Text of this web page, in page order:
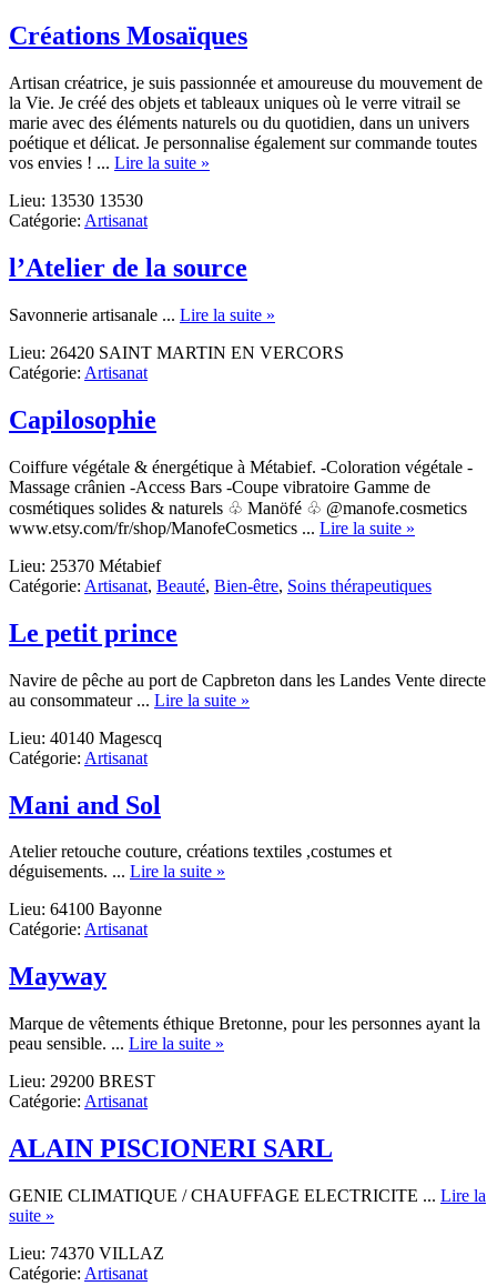
Créations Mosaïques
Artisan créatrice, je suis passionnée et amoureuse du mouvement de
la Vie. Je créé des objets et tableaux uniques où le verre vitrail se
marie avec des éléments naturels ou du quotidien, dans un univers
poétique et délicat. Je personnalise également sur commande toutes
vos envies ! ... Lire la suite »
Lieu: 13530 13530
Catégorie: Artisanat
l’Atelier de la source
Savonnerie artisanale ... Lire la suite »
de
Lieu: 26420 SAINT MARTIN EN VERCORS
Catégorie: Artisanat
Capilosophie
Coiffure végétale & énergétique à Métabief. -Coloration végétale -
Massage crânien -Access Bars -Coupe vibratoire Gamme de
cosmétiques solides & naturels ♧ Manöfé ♧ @manofe.cosmetics
www.etsy.com/fr/shop/ManofeCosmetics ... Lire la suite »
Lieu: 25370 Métabief
Catégorie: Artisanat, Beauté, Bien-être, Soins thérapeutiques
Le petit prince
Navire de pêche au port de Capbreton dans les Landes Vente directe
au consommateur ... Lire la suite »
Lieu: 40140 Magescq
Catégorie: Artisanat
Mani and Sol
Atelier retouche couture, créations textiles ,costumes et
déguisements. ... Lire la suite »
Lieu: 64100 Bayonne
Catégorie: Artisanat
Mayway
Marque de vêtements éthique Bretonne, pour les personnes ayant la
peau sensible. ... Lire la suite »
Lieu: 29200 BREST
Catégorie: Artisanat
ALAIN PISCIONERI SARL
GENIE CLIMATIQUE / CHAUFFAGE ELECTRICITE ... Lire la
suite »
PISCIONERI
SARL
Lieu: 74370 VILLAZ
Catégorie: Artisanat